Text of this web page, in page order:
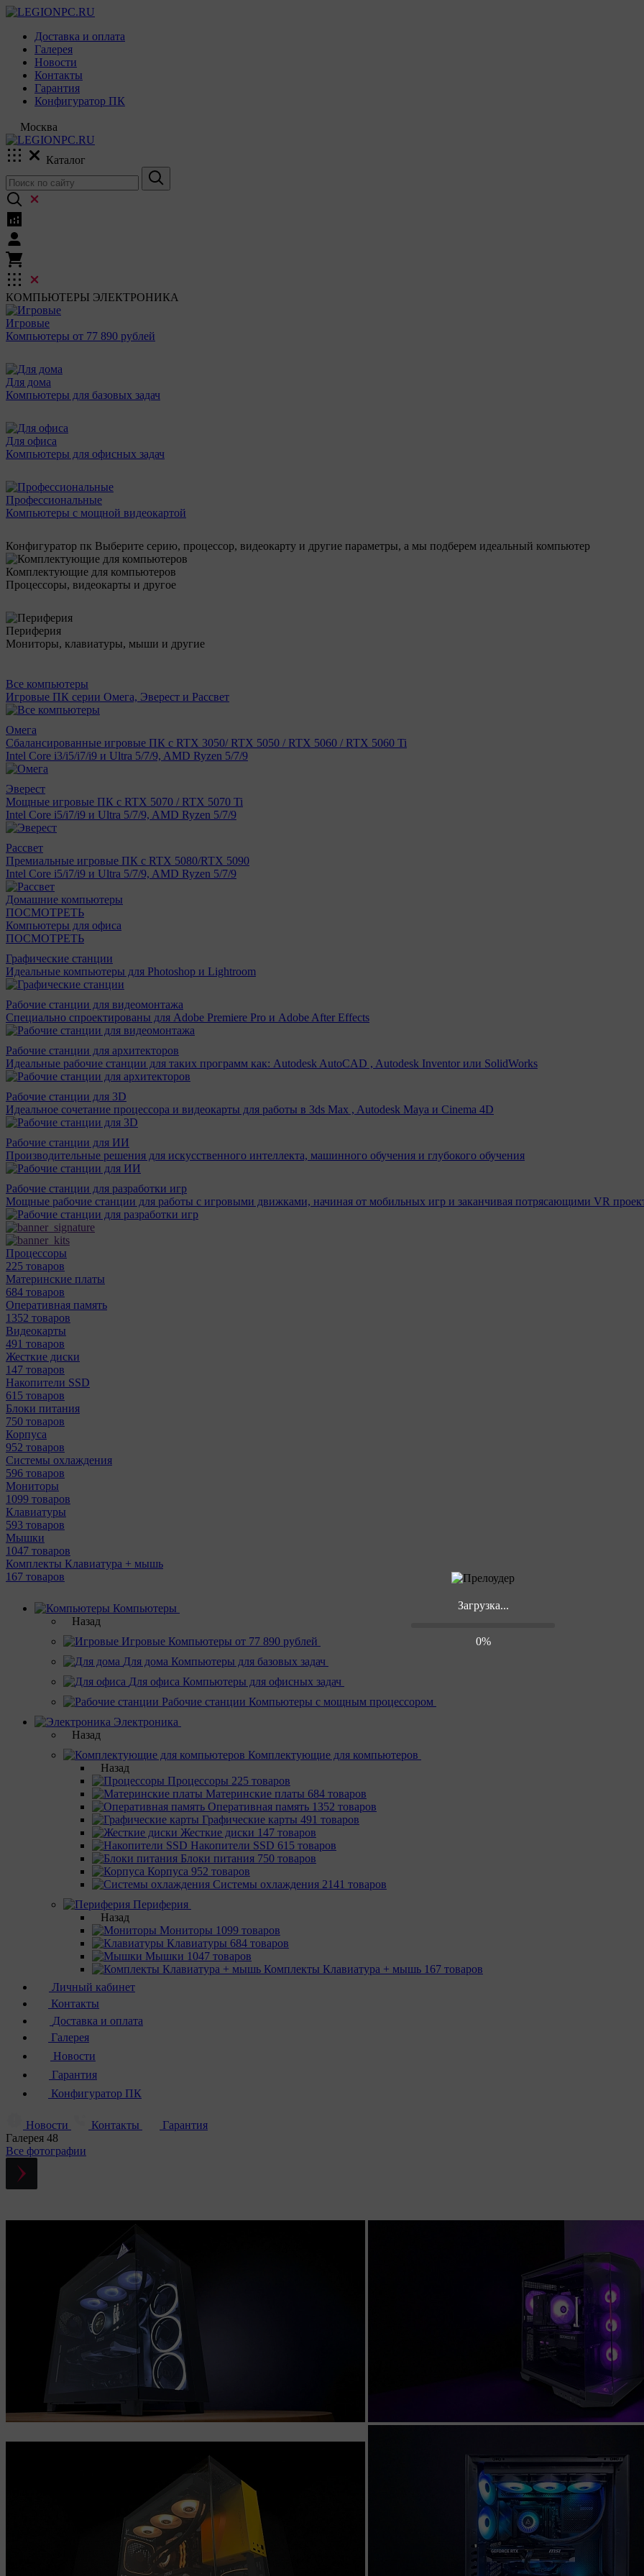
Загрузка...
0%
Доставка и оплата
Галерея
Новости
Контакты
Гарантия
Конфигуратор ПК
Москва
Каталог
КОМПЬЮТЕРЫ ЭЛЕКТРОНИКА
Игровые
Компьютеры от 77 890 рублей
Для дома
Компьютеры для базовых задач
Для офиса
Компьютеры для офисных задач
Профессиональные
Компьютеры с мощной видеокартой
Конфигуратор пк Выберите серию, процессор, видеокарту и другие параметры, а мы подберем идеальный компьютер
Комплектующие для компьютеров
Процессоры, видеокарты и другое
Периферия
Мониторы, клавиатуры, мыши и другие
Все компьютеры
Игровые ПК серии Омега, Эверест и Рассвет
Омега
Сбалансированные игровые ПК с RTX 3050/ RTX 5050 / RTX 5060 / RTX 5060 Ti
Intel Core i3/i5/i7/i9 и Ultra 5/7/9, AMD Ryzen 5/7/9
Эверест
Мощные игровые ПК с RTX 5070 / RTX 5070 Ti
Intel Core i5/i7/i9 и Ultra 5/7/9, AMD Ryzen 5/7/9
Рассвет
Премиальные игровые ПК с RTX 5080/RTX 5090
Intel Core i5/i7/i9 и Ultra 5/7/9, AMD Ryzen 5/7/9
Домашние компьютеры
ПОСМОТРЕТЬ
Компьютеры для офиса
ПОСМОТРЕТЬ
Графические станции
Идеальные компьютеры для Photoshop и Lightroom
Рабочие станции для видеомонтажа
Специально спроектированы для Adobe Premiere Pro и Adobe After Effects
Рабочие станции для архитекторов
Идеальные рабочие станции для таких программ как: Autodesk AutoCAD , Autodesk Inventor или SolidWorks
Рабочие станции для 3D
Идеальное сочетание процессора и видеокарты для работы в 3ds Max , Autodesk Maya и Cinema 4D
Рабочие станции для ИИ
Производительные решения для искусственного интеллекта, машинного обучения и глубокого обучения
Рабочие станции для разработки игр
Мощные рабочие станции для работы с игровыми движками, начиная от мобильных игр и заканчивая потрясающими VR
Процессоры
225 товаров
Материнcкие платы
684 товаров
Оперативная память
1352 товаров
Видеокарты
491 товаров
Жесткие диски
147 товаров
Накопители SSD
615 товаров
Блоки питания
750 товаров
Корпуса
952 товаров
Системы охлаждения
596 товаров
Мониторы
1099 товаров
Клавиатуры
593 товаров
Мышки
1047 товаров
Комплекты Клавиатура + мышь
167 товаров
Компьютеры
Назад
Игровые Компьютеры от 77 890 рублей
Для дома Компьютеры для базовых задач
Для офиса Компьютеры для офисных задач
Рабочие станции Компьютеры с мощным процессором
Электроника
Назад
Комплектующие для компьютеров
Назад
Процессоры 225 товаров
Материнcкие платы 684 товаров
Оперативная память 1352 товаров
Графические карты 491 товаров
Жесткие диски 147 товаров
Накопители SSD 615 товаров
Блоки питания 750 товаров
Корпуса 952 товаров
Системы охлаждения 2141 товаров
Периферия
Назад
Мониторы 1099 товаров
Клавиатуры 684 товаров
Мышки 1047 товаров
Комплекты Клавиатура + мышь 167 товаров
Личный кабинет
Контакты
Доставка и оплата
Галерея
Новости
Гарантия
Конфигуратор ПК
Новости Контакты
Гарантия
Галерея 48
Все фотографии